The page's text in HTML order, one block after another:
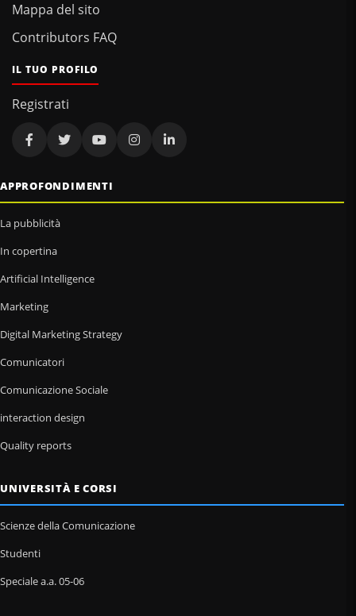
Mappa del sito
Contributors FAQ
IL TUO PROFILO
Registrati
APPROFONDIMENTI
La pubblicità
In copertina
Artificial Intelligence
Marketing
Digital Marketing Strategy
Comunicatori
Comunicazione Sociale
interaction design
Quality reports
UNIVERSITÀ E CORSI
Scienze della Comunicazione
Studenti
Speciale a.a. 05-06